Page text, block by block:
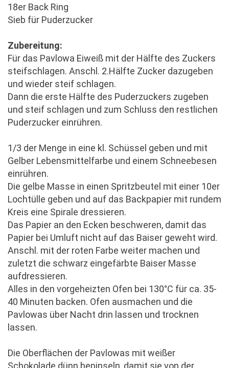
18er Back Ring
Sieb für Puderzucker
Zubereitung:
Für das Pavlowa Eiweiß mit der Hälfte des Zuckers
steifschlagen. Anschl. 2.Hälfte Zucker dazugeben
und wieder steif schlagen.
Dann die erste Hälfte des Puderzuckers zugeben
und steif schlagen und zum Schluss den restlichen
Puderzucker einrühren.
1/3 der Menge in eine kl. Schüssel geben und mit
Gelber Lebensmittelfarbe und einem Schneebesen
einrühren.
Die gelbe Masse in einen Spritzbeutel mit einer 10er
Lochtülle geben und auf das Backpapier mit rundem
Kreis eine Spirale dressieren.
Das Papier an den Ecken beschweren, damit das
Papier bei Umluft nicht auf das Baiser geweht wird.
Anschl. mit der roten Farbe weiter machen und
zuletzt die schwarz eingefärbte Baiser Masse
aufdressieren.
Alles in den vorgeheizten Ofen bei 130°C für ca. 35-
40 Minuten backen. Ofen ausmachen und die
Pavlowas über Nacht drin lassen und trocknen
lassen.
Die Oberflächen der Pavlowas mit weißer
Schokolade dünn bepinseln, damit sie von der